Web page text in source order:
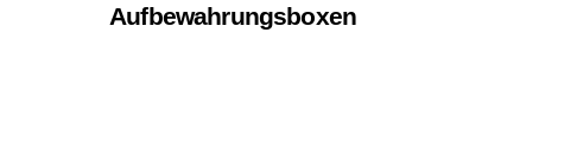
Aufbewahrungsboxen